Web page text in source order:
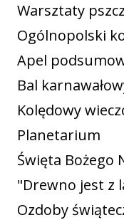
Warsztaty
Ogólnopolski
Apel
Bal
Kolędowy
Planetarium
Święta Bożego
"Drewno jest z
Ozdoby